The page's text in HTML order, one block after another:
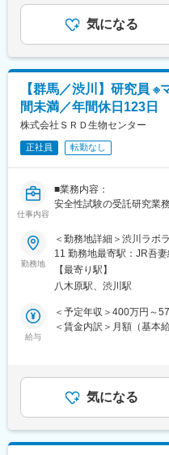
へ訪問をします。
・健康相談、新商品・サ
※一部、新たに配置薬を置
す。
└配置薬は無料でおける
品です。
■未経験の方も安心！充実
・入社直後～2週間 ：
を身につけます。
す。「会話のコツ」や「
キルを習得します。
・入社1カ月以降 ： 慣れ
ンに訪問します。
＜専門資格を取得できる
・資格取得後は、資格手
■働き方：
・基本土日祝休み／年3
年収は当社規定に基づき
給：年1回（4月）＜モデ
当＋業績連動給→総支給
成や売り上げに対して支
であり、選考を通じて上
定手当を含めた表記です
気になる
【群馬／渋川】研究員
間未満／年間休日123日
株式会社ＳＲＤ生物センター
正社員 転勤なし
仕事内容
■業務内容：
安全性試験の受託研究業
＊動物・細胞を用いて各
＊その他安全性受託事業
■当社の魅力：
当社は一流化学メーカー
の一翼を担っています。
し、精度の高い安全性評
勤務地
＜勤務地詳細＞渋川ラボ
11 勤務地最寄駅：JR吾
内全面禁煙変更の範囲：無
【最寄り駅】
八木原駅、渋川駅
給与
＜予定年収＞400万円～
＜賃金内訳＞月額（基本
当、PhD手当※賞与：年
職給与を考慮したうえで
金額であり、選考を通じ
は固定手当を含めた表記
気になる